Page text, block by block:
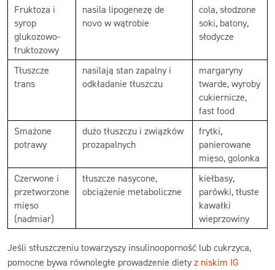
Fruktoza i
syrop
glukozowo-
fruktozowy
nasila lipogenezę de
novo w wątrobie
cola, słodzone
soki, batony,
słodycze
Tłuszcze
trans
nasilają stan zapalny i
odkładanie tłuszczu
margaryny
twarde, wyroby
cukiernicze,
fast food
Smażone
potrawy
dużo tłuszczu i związków
prozapalnych
frytki,
panierowane
mięso, golonka
Czerwone i
przetworzone
mięso
(nadmiar)
tłuszcze nasycone,
obciążenie metaboliczne
kiełbasy,
parówki, tłuste
kawałki
wieprzowiny
Jeśli stłuszczeniu towarzyszy insulinooporność lub cukrzyca,
pomocne bywa równoległe prowadzenie diety z niskim IG